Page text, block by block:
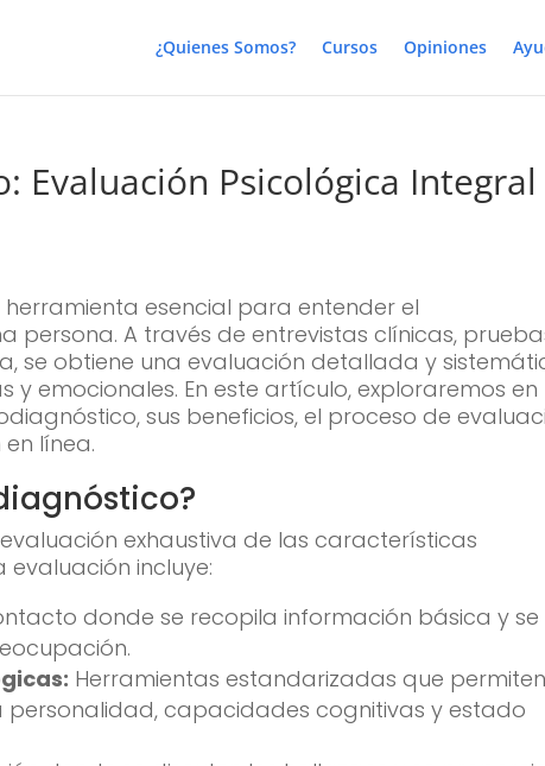
¿Quienes Somos? Cursos Opiniones
Evaluación Psicológica Integral
herramienta esencial para entender el
persona. A través de entrevistas clínicas,
se obtiene una evaluación detallada y
emocionales. En este artículo, exploraremos en
sus beneficios, el proceso de
línea.
exhaustiva de las características
evaluación incluye:
donde se recopila información básica y se
Herramientas estandarizadas que
capacidades cognitivas y estado